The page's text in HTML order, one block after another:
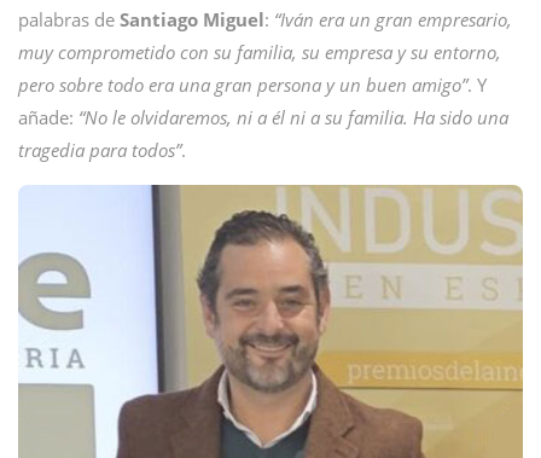
palabras de Santiago Miguel: “Iván era un gran empresario,
muy comprometido con su familia, su empresa y su entorno,
pero sobre todo era una gran persona y un buen amigo”. Y
añade: “No le olvidaremos, ni a él ni a su familia. Ha sido una
tragedia para todos”.